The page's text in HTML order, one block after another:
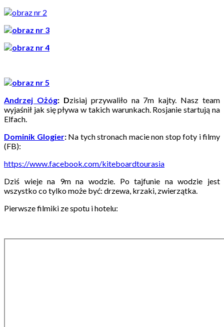
Andrzej Ożóg: Dzisiaj przywaliło na 7m kajty. Nasz team
wyjaśnił jak się pływa w takich warunkach. Rosjanie startują na
Elfach.
Dominik Glogier:Na tych stronach macie non stop foty i filmy
(FB):
https://www.facebook.com/kiteboardtourasia
Dziś wieje na 9m na wodzie. Po tajfunie na wodzie jest
wszystko co tylko może być: drzewa, krzaki, zwierzątka.
Pierwsze filmiki ze spotu i hotelu: